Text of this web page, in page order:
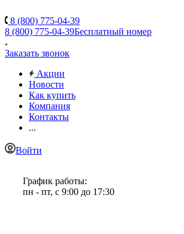
8 (800) 775-04-39
8 (800) 775-04-39Бесплатный номер
Заказать звонок
Акции
Новости
Как купить
Компания
Контакты
...
Войти
График работы:
пн - пт, с 9:00 до 17:30